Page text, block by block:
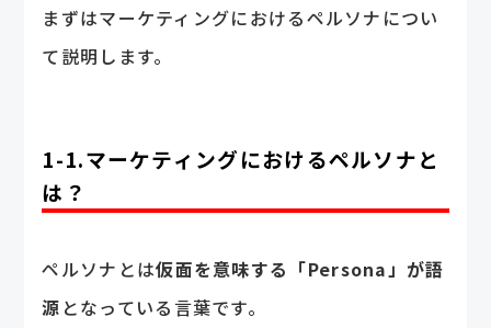
まずはマーケティングにおけるペルソナについ
て説明します。
1-1.マーケティングにおけるペルソナと
は？
ペルソナとは仮面を意味する「Persona」が語
源 となっている言葉です。